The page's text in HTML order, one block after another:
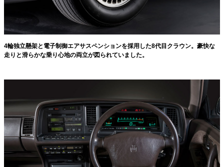
4輪独立懸架と電子制御エアサスペンションを採用した8代目クラウン。豪快な
走りと滑らかな乗り心地の両立が図られていました。